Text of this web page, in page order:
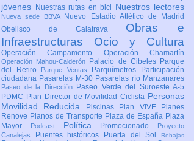
jóvenes
Nuestras rutas en bici Nuestros lectores
Nueva sede BBVA
Nuevo Estadio Atlético de Madrid
Obelisco de Calatrava Obras e
Infraestructuras Ocio y Cultura
Operación Campamento Operación Chamartín
Operación Mahou-Calderón Palacio de Cibeles Parque
del Retiro
Parque Ventas Parquímetros
Participación
ciudadana Pasarelas M-30 Pasarelas río Manzanares
Paseo de la Dirección
Paseo Verde del Suroeste A-5
PDMC Plan Director de Movilidad Ciclista Personas
Movilidad Reducida
Piscinas Plan VIVE
Planes
Renove Planos de Transporte Plaza de España Plaza
Mayor
Podcast Política Promocionado
Proyecto
Canalejas
Puentes históricos Puerta del Sol Rebajas